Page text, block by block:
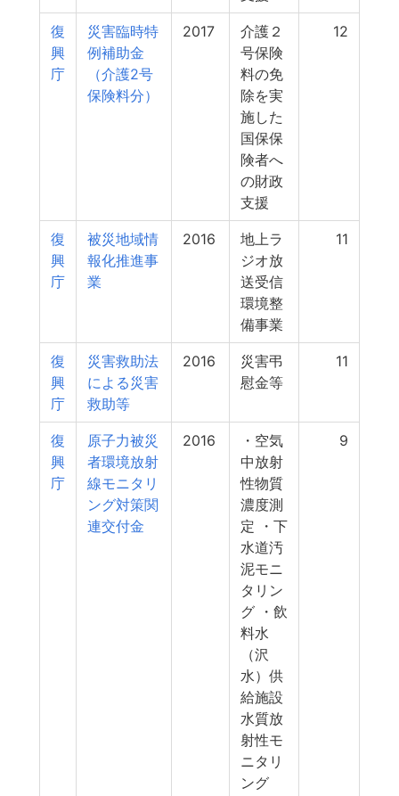
復
興
庁
災害臨時特
例補助金
（介護2号
保険料分）
2017
介護２
号保険
料の免
除を実
施した
国保保
険者へ
の財政
支援
12
復
興
庁
被災地域情
報化推進事
業
2016
地上ラ
ジオ放
送受信
環境整
備事業
11
復
興
庁
災害救助法
による災害
救助等
2016
災害弔
慰金等
11
復
興
庁
原子力被災
者環境放射
線モニタリ
ング対策関
連交付金
2016
・空気
中放射
性物質
濃度測
定 ・下
水道汚
泥モニ
タリン
グ ・飲
料水
（沢
水）供
給施設
水質放
射性モ
ニタリ
ング
9